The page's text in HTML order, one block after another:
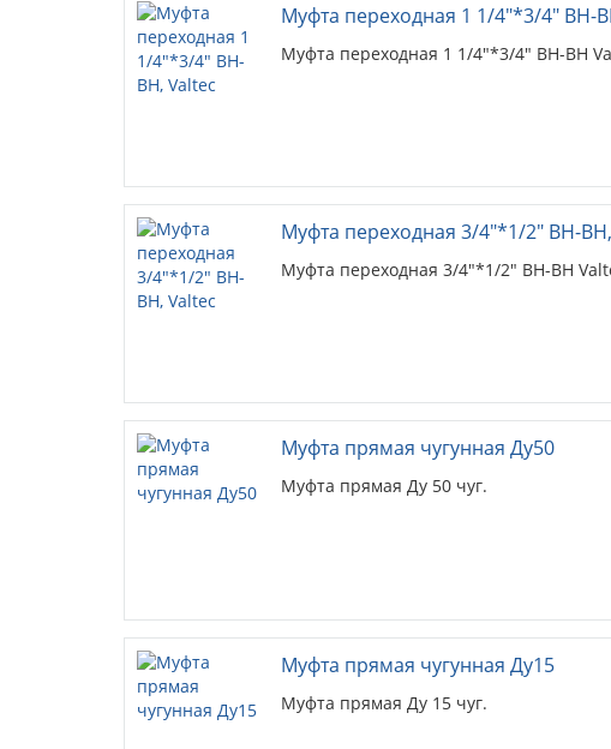
Муфта переходная 1 1/4"*3/4" ВН-
Муфта переходная 1 1/4"*3/4" ВН-ВН
Муфта переходная 3/4"*1/2" ВН-
Муфта переходная 3/4"*1/2" ВН-ВН
Муфта прямая чугунная Ду50
Муфта прямая Ду 50 чуг.
Муфта прямая чугунная Ду15
Муфта прямая Ду 15 чуг.